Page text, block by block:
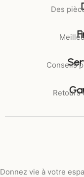
Des
Conseils
Retours
Donnez vie à votre